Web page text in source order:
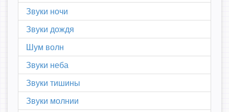
Звуки ночи
Звуки дождя
Шум волн
Звуки неба
Звуки тишины
Звуки молнии